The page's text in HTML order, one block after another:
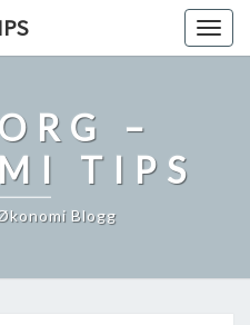
–
TIPS
Blogg